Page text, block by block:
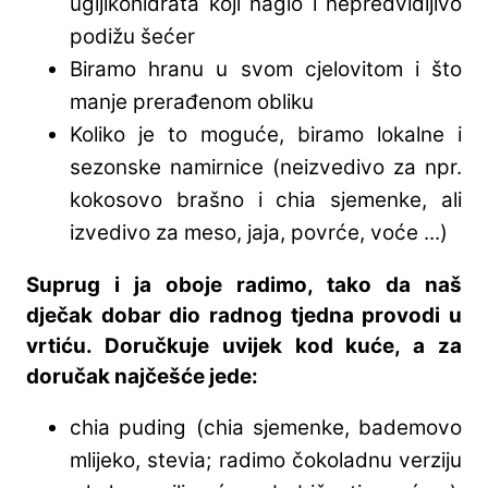
podižu šećer
Biramo hranu u svom cjelovitom i što
manje prerađenom obliku
Koliko je to moguće, biramo lokalne i
sezonske namirnice (neizvedivo za npr.
kokosovo brašno i chia sjemenke, ali
izvedivo za meso, jaja, povrće, voće ...)
Suprug i ja oboje radimo, tako da naš
dječak dobar dio radnog tjedna provodi u
vrtiću. Doručkuje uvijek kod kuće, a za
doručak najčešće jede:
chia puding (chia sjemenke, bademovo
mlijeko, stevia; radimo čokoladnu verziju